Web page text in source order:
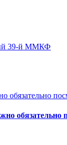
39-й ММКФ
обязательно